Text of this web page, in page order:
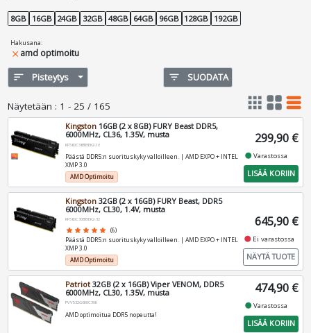
8GB 16GB 24GB 32GB 48GB 64GB 96GB 128GB 192GB
Hakusana:
close amd optimoitu
sort Pisteytys filter_list SUODATA
Näytetään : 1 - 25 / 165 apps grid_view table_rows
Kingston 16GB (2 x 8GB) FURY Beast DDR5,
6000MHz, CL36, 1.35V, musta
KF560C36BBEK2-16
Päästä DDR5:n suorituskyky valloilleen. | AMD EXPO + INTEL
XMP 3.0
AMD Optimoitu
299,90 €
fiber_manual_recordVarastossa
LISÄÄ KORIIN
Kingston 32GB (2 x 16GB) FURY Beast, DDR5
6000MHz, CL30, 1.4V, musta
KF560C30BBEK2-32
star star star star star (6)
Päästä DDR5:n suorituskyky valloilleen. | AMD EXPO + INTEL
XMP 3.0
AMD Optimoitu
645,90 €
fiber_manual_record Ei varastossa
NÄYTÄ TUOTE
Patriot 32GB (2 x 16GB) Viper VENOM, DDR5
6000MHz, CL30, 1.35V, musta
PVV532G600C30K
AMD optimoitua DDR5 nopeutta!
474,90 €
fiber_manual_recordVarastossa
LISÄÄ KORIIN